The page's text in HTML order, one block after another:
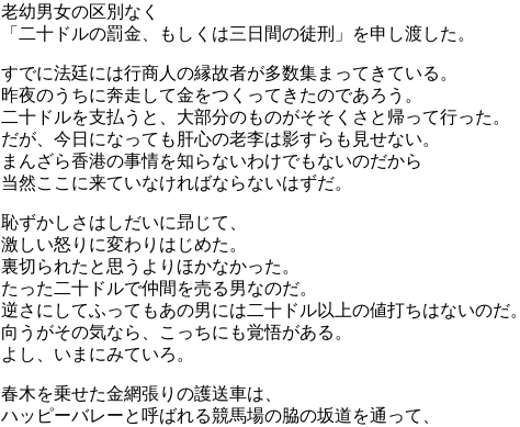
老幼男女の区別なく
「二十ドルの罰金、もしくは三日間の徒刑」を申し渡した。
すでに法廷には行商人の縁故者が多数集まってきている。
昨夜のうちに奔走して金をつくってきたのであろう。
二十ドルを支払うと、大部分のものがそそくさと帰って行った。
だが、今日になっても肝心の老李は影すらも見せない。
まんざら香港の事情を知らないわけでもないのだから
当然ここに来ていなければならないはずだ。
恥ずかしさはしだいに昻じて、
激しい怒りに変わりはじめた。
裏切られたと思うよりほかなかった。
たった二十ドルで仲間を売る男なのだ。
逆さにしてふってもあの男には二十ドル以上の値打ちはないのだ。
向うがその気なら、こっちにも覚悟がある。
よし、いまにみていろ。
春木を乗せた金網張りの護送車は、
ハッピーバレーと呼ばれる競馬場の脇の坂道を通って、